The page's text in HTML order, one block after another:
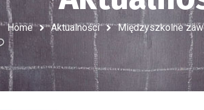
Home Aktualności Międzyszkolne